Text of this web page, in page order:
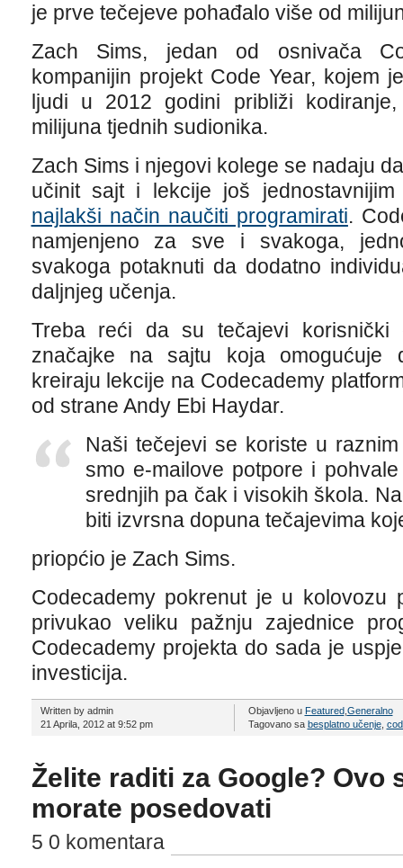
je prve tečejeve pohađalo više od
Zach Sims, jedan od osnivača
kompanijin projekt Code Year, kojem
ljudi u 2012 godini približi
milijuna tjednih sudionika.
Zach Sims i njegovi kolege se nadaju
učinit sajt i lekcije još
najlakši način naučiti programirati.
namjenjeno za sve i svakoga,
svakoga potaknuti da dodatno
daljnjeg učenja.
Treba reći da su tečajevi korisnički
značajke na sajtu koja omogućuje
kreiraju lekcije na Codecademy
od strane Andy Ebi Haydar.
Naši tečejevi se koriste u
smo e-mailove potpore i
srednjih pa čak i visokih škola.
biti izvrsna dopuna tečajevima
priopćio je Zach Sims.
Codecademy pokrenut je u
privukao veliku pažnju zajednice
Codecademy projekta do sada je
investicija.
Written by admin
21 Aprila, 2012 at 9:52 pm
Objavljeno u Featured, Generalno
Tagovano sa besplatno učenje,
Želite raditi za Google? Ovo
morate posedovati
5 0 komentara